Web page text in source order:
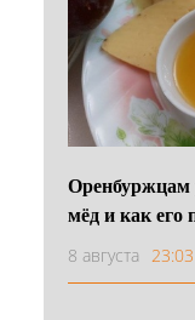
Оренбуржцам
мёд и как его
8 августа 23:03